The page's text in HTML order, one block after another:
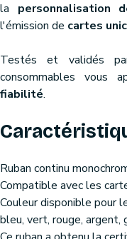
la personnalisation
l'émission de cartes
Testés et validés
consommables vous
fiabilité.
Ruban continu
Compatible avec les
Couleur disponible pour
bleu, vert, rouge, argent,